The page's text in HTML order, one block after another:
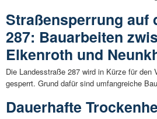
Straßensperrung auf
287: Bauarbeiten
Elkenroth und
Die Landesstraße 287 wird in Kürze für den
gesperrt. Grund dafür sind umfangreiche
Dauerhafte